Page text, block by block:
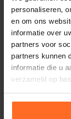
personaliseren,
en om ons
informatie over
partners voor
partners kunnen
informatie die u
verzameld op
Kwaliteit
Retourneren
Binnen 30
slechts € 4,95
Bomont
Betalen
één van de